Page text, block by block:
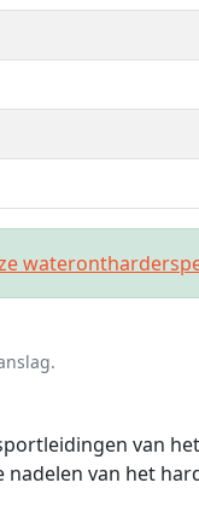
van
nadelen van het